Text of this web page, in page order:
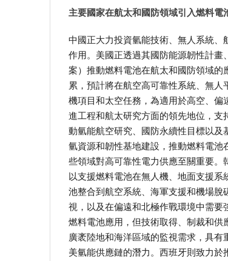
主要國家在航太和國防領域引入燃料電
中國正大力投資氫能技術、無人系統
作用。美國正透過其國防能源韌性計
案）推動燃料電池在航太和國防領域
累，預計將在航空高可靠性系統、無
機項目和太空任務，為適用於高空、
進工程和航太研究方面的領先地位，
動氫能航空研究、國防永續性目標以
氫資源和韌性基地建設，推動燃料電
些領域對高可靠性電力供應至關重要。
以支援燃料電池在無人機、地面支援
池整合到航空系統、海軍支援和機場
視，以及在偏遠和北極作戰環境中需
燃料電池應用，但技術取得、制裁和
廣袤陸地和海洋區域的監視需求，具
美氫能供應鏈的潛力。西班牙則致力